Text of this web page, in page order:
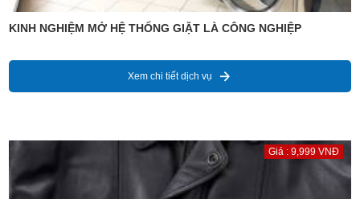
KINH NGHIỆM MỞ HỆ THỐNG GIẶT LÀ CÔNG NGHIỆP
Xem chi tiết dịch vụ
Giá : 9,999 VNĐ